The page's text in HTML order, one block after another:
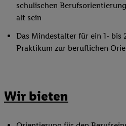
schulischen
alt sein
Das Mindestalter für ein 1- bis
Praktikum zur beruflichen
Wir bieten